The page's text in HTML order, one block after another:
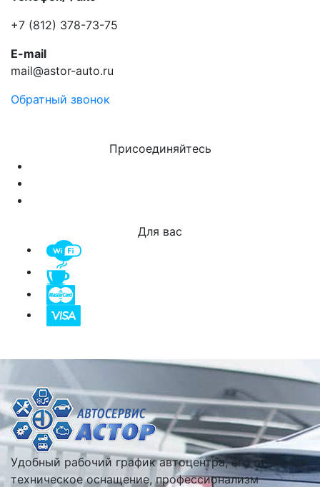
+7 (812) 378-73-75
E-mail
mail@astor-auto.ru
Обратный звонок
Присоединяйтесь
Для вас
Удобный рабочий график автоцентра, его отличное
техническое оснащение, профессионализм